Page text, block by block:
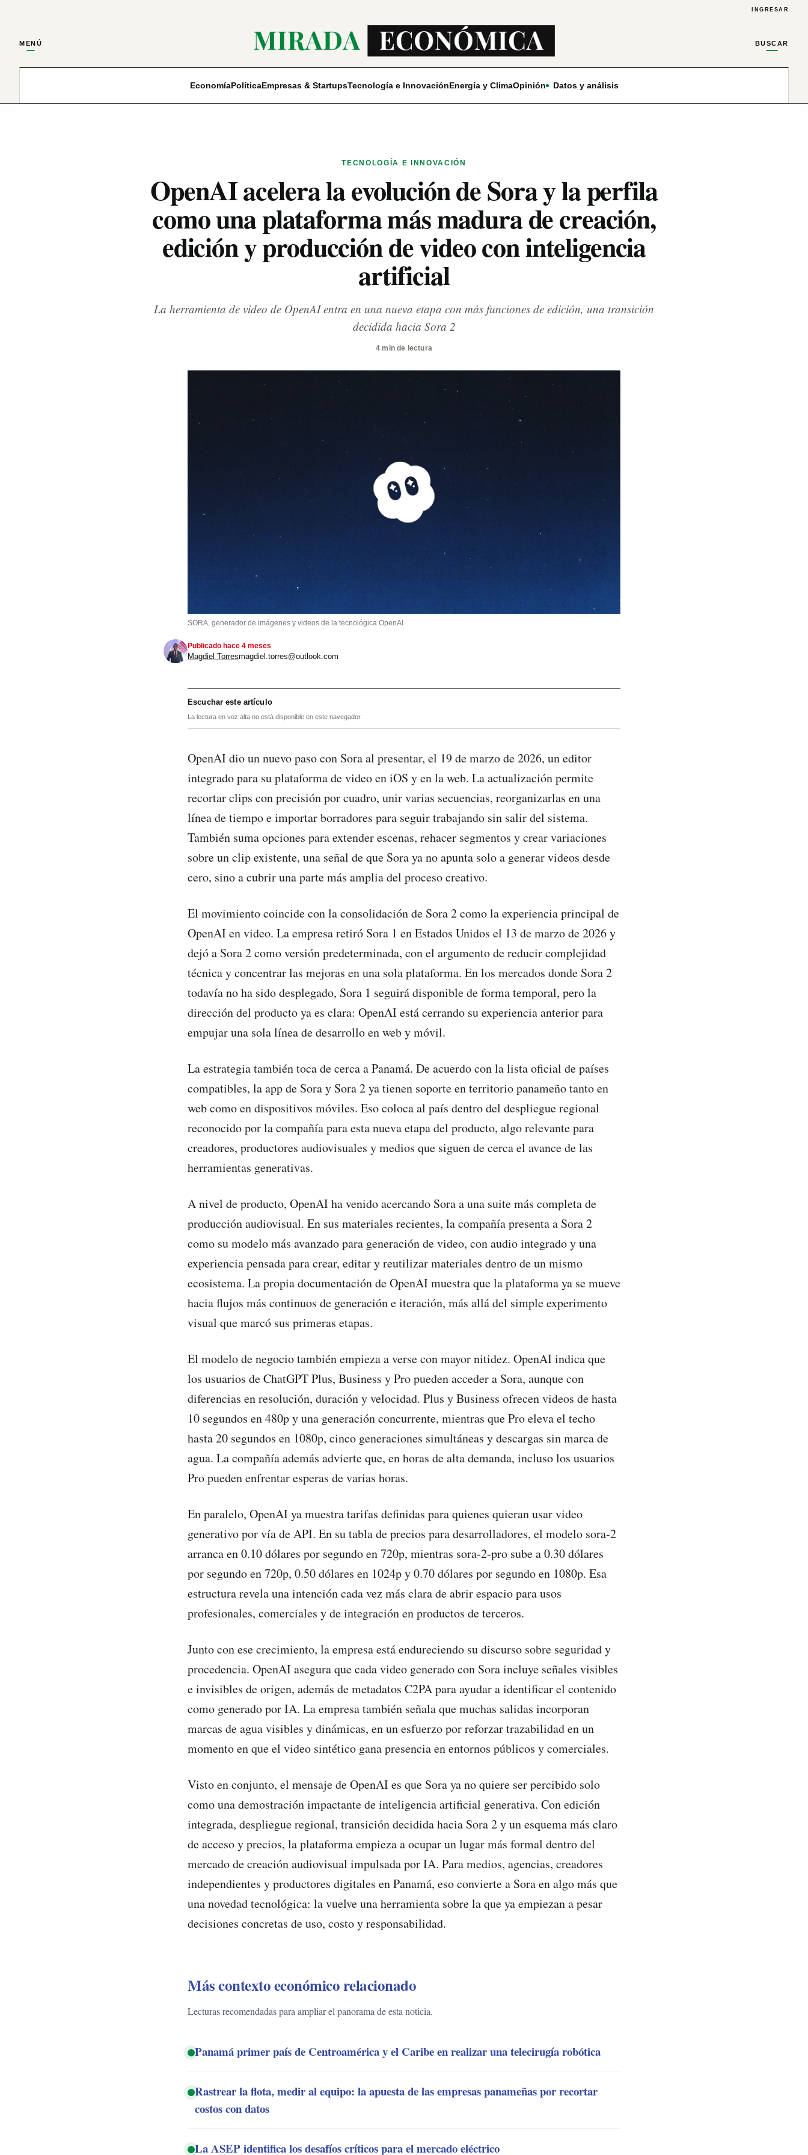
INGRESAR
MENÚ BUSCAR
EconomíaPolíticaEmpresas & StartupsTecnología e InnovaciónEnergía y ClimaOpinión Datos y análisis
TECNOLOGÍA E INNOVACIÓN
OpenAI acelera la evolución de Sora y la perfila
como una plataforma más madura de creación,
edición y producción de video con inteligencia
artificial
La herramienta de video de OpenAI entra en una nueva etapa con más funciones de edición, una transición
decidida hacia Sora 2
4 min de lectura
SORA, generador de imágenes y videos de la tecnológica OpenAI
Publicado hace 4 meses
Magdiel Torresmagdiel.torres@outlook.com
Escuchar este artículo
La lectura en voz alta no está disponible en este navegador.
OpenAI dio un nuevo paso con Sora al presentar, el 19 de marzo de 2026, un editor
integrado para su plataforma de video en iOS y en la web. La actualización permite
recortar clips con precisión por cuadro, unir varias secuencias, reorganizarlas en una
línea de tiempo e importar borradores para seguir trabajando sin salir del sistema.
También suma opciones para extender escenas, rehacer segmentos y crear variaciones
sobre un clip existente, una señal de que Sora ya no apunta solo a generar videos desde
cero, sino a cubrir una parte más amplia del proceso creativo.
El movimiento coincide con la consolidación de Sora 2 como la experiencia principal de
OpenAI en video. La empresa retiró Sora 1 en Estados Unidos el 13 de marzo de 2026 y
dejó a Sora 2 como versión predeterminada, con el argumento de reducir complejidad
técnica y concentrar las mejoras en una sola plataforma. En los mercados donde Sora 2
todavía no ha sido desplegado, Sora 1 seguirá disponible de forma temporal, pero la
dirección del producto ya es clara: OpenAI está cerrando su experiencia anterior para
empujar una sola línea de desarrollo en web y móvil.
La estrategia también toca de cerca a Panamá. De acuerdo con la lista oficial de países
compatibles, la app de Sora y Sora 2 ya tienen soporte en territorio panameño tanto en
web como en dispositivos móviles. Eso coloca al país dentro del despliegue regional
reconocido por la compañía para esta nueva etapa del producto, algo relevante para
creadores, productores audiovisuales y medios que siguen de cerca el avance de las
herramientas generativas.
A nivel de producto, OpenAI ha venido acercando Sora a una suite más completa de
producción audiovisual. En sus materiales recientes, la compañía presenta a Sora 2
como su modelo más avanzado para generación de video, con audio integrado y una
experiencia pensada para crear, editar y reutilizar materiales dentro de un mismo
ecosistema. La propia documentación de OpenAI muestra que la plataforma ya se mueve
hacia flujos más continuos de generación e iteración, más allá del simple experimento
visual que marcó sus primeras etapas.
El modelo de negocio también empieza a verse con mayor nitidez. OpenAI indica que
los usuarios de ChatGPT Plus, Business y Pro pueden acceder a Sora, aunque con
diferencias en resolución, duración y velocidad. Plus y Business ofrecen videos de hasta
10 segundos en 480p y una generación concurrente, mientras que Pro eleva el techo
hasta 20 segundos en 1080p, cinco generaciones simultáneas y descargas sin marca de
agua. La compañía además advierte que, en horas de alta demanda, incluso los usuarios
Pro pueden enfrentar esperas de varias horas.
En paralelo, OpenAI ya muestra tarifas definidas para quienes quieran usar video
generativo por vía de API. En su tabla de precios para desarrolladores, el modelo sora-2
arranca en 0.10 dólares por segundo en 720p, mientras sora-2-pro sube a 0.30 dólares
por segundo en 720p, 0.50 dólares en 1024p y 0.70 dólares por segundo en 1080p. Esa
estructura revela una intención cada vez más clara de abrir espacio para usos
profesionales, comerciales y de integración en productos de terceros.
Junto con ese crecimiento, la empresa está endureciendo su discurso sobre seguridad y
procedencia. OpenAI asegura que cada video generado con Sora incluye señales visibles
e invisibles de origen, además de metadatos C2PA para ayudar a identificar el contenido
como generado por IA. La empresa también señala que muchas salidas incorporan
marcas de agua visibles y dinámicas, en un esfuerzo por reforzar trazabilidad en un
momento en que el video sintético gana presencia en entornos públicos y comerciales.
Visto en conjunto, el mensaje de OpenAI es que Sora ya no quiere ser percibido solo
como una demostración impactante de inteligencia artificial generativa. Con edición
integrada, despliegue regional, transición decidida hacia Sora 2 y un esquema más claro
de acceso y precios, la plataforma empieza a ocupar un lugar más formal dentro del
mercado de creación audiovisual impulsada por IA. Para medios, agencias, creadores
independientes y productores digitales en Panamá, eso convierte a Sora en algo más que
una novedad tecnológica: la vuelve una herramienta sobre la que ya empiezan a pesar
decisiones concretas de uso, costo y responsabilidad.
Más contexto económico relacionado
Lecturas recomendadas para ampliar el panorama de esta noticia.
Panamá primer país de Centroamérica y el Caribe en realizar una telecirugía robótica
Rastrear la flota, medir al equipo: la apuesta de las empresas panameñas por recortar
costos con datos
La ASEP identifica los desafíos críticos para el mercado eléctrico